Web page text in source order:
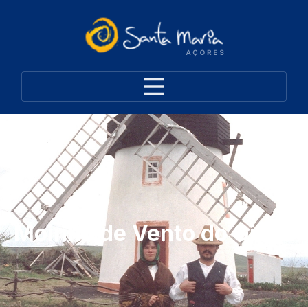
Moinho de Vento do Ginjal